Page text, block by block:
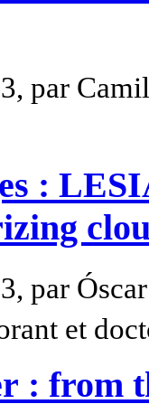
par
:
par
et
: from